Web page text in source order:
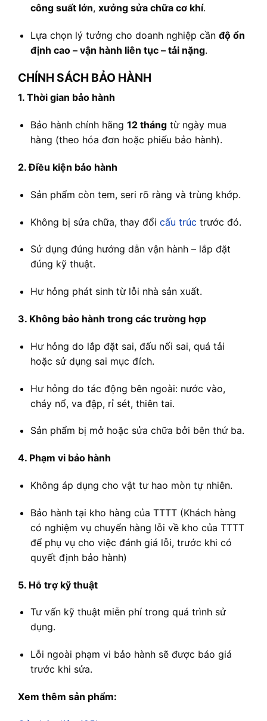
công suất lớn, xưởng sửa chữa cơ khí.
Lựa chọn lý tưởng cho doanh nghiệp cần độ ổn
định cao – vận hành liên tục – tải nặng.
CHÍNH SÁCH BẢO HÀNH
1. Thời gian bảo hành
Bảo hành chính hãng 12 thángtừ ngày mua
hàng (theo hóa đơn hoặc phiếu bảo hành).
2. Điều kiện bảo hành
Sản phẩm còn tem, seri rõ ràng và trùng khớp.
Không bị sửa chữa, thay đổi cấu trúc trước đó.
Sử dụng đúng hướng dẫn vận hành – lắp đặt
đúng kỹ thuật.
Hư hỏng phát sinh từ lỗi nhà sản xuất.
3. Không bảo hành trong các trường hợp
Hư hỏng do lắp đặt sai, đấu nối sai, quá tải
hoặc sử dụng sai mục đích.
Hư hỏng do tác động bên ngoài: nước vào,
cháy nổ, va đập, rỉ sét, thiên tai.
Sản phẩm bị mở hoặc sửa chữa bởi bên thứ ba.
4. Phạm vi bảo hành
Không áp dụng cho vật tư hao mòn tự nhiên.
Bảo hành tại kho hàng của TTTT (Khách hàng
có nghiệm vụ chuyển hàng lỗi về kho của TTTT
để phụ vụ cho việc đánh giá lỗi, trước khi có
quyết định bảo hành)
5. Hỗ trợ kỹ thuật
Tư vấn kỹ thuật miễn phí trong quá trình sử
dụng.
Lỗi ngoài phạm vi bảo hành sẽ được báo giá
trước khi sửa.
Xem thêm sản phẩm: